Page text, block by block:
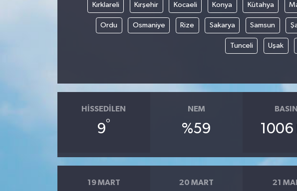
Kırklareli Kırşehir Kocaeli Konya Kütahya
Ordu Osmaniye Rize Sakarya Samsun
Tunceli Uşak
HISSEDILEN
9°
NEM
%59 1006
19 MART 20 MART 21